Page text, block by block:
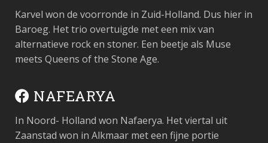
Karvel won de voorronde in Zuid-Holland. Dus hier in
Baroeg. Het trio overtuigde met een mix van
alternatieve rock en stoner. Een beetje als Muse
meets Queens of the Stone Age.
NAFEARYA
In Noord- Holland won Nafaerya. Het viertal uit
Zaanstad won in Alkmaar met een fijne portie